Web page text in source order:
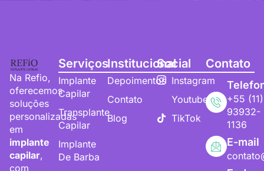
Na Refio,
oferecemos
soluções
personalizadas
em
implante
capilar,
com
Serviços
Implante
Capilar
Transplante
Capilar
Implante
De Barba
Institucional
Depoimentos
Contato
Blog
Social
Instagram
Youtube
TikTok
Contato
+55 (11)
93932-
1136
E-mail